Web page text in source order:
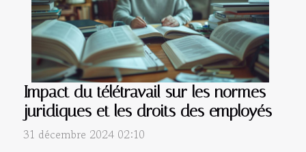
Impact du télétravail sur les normes
juridiques et les droits des employés
31 décembre 2024 02:10